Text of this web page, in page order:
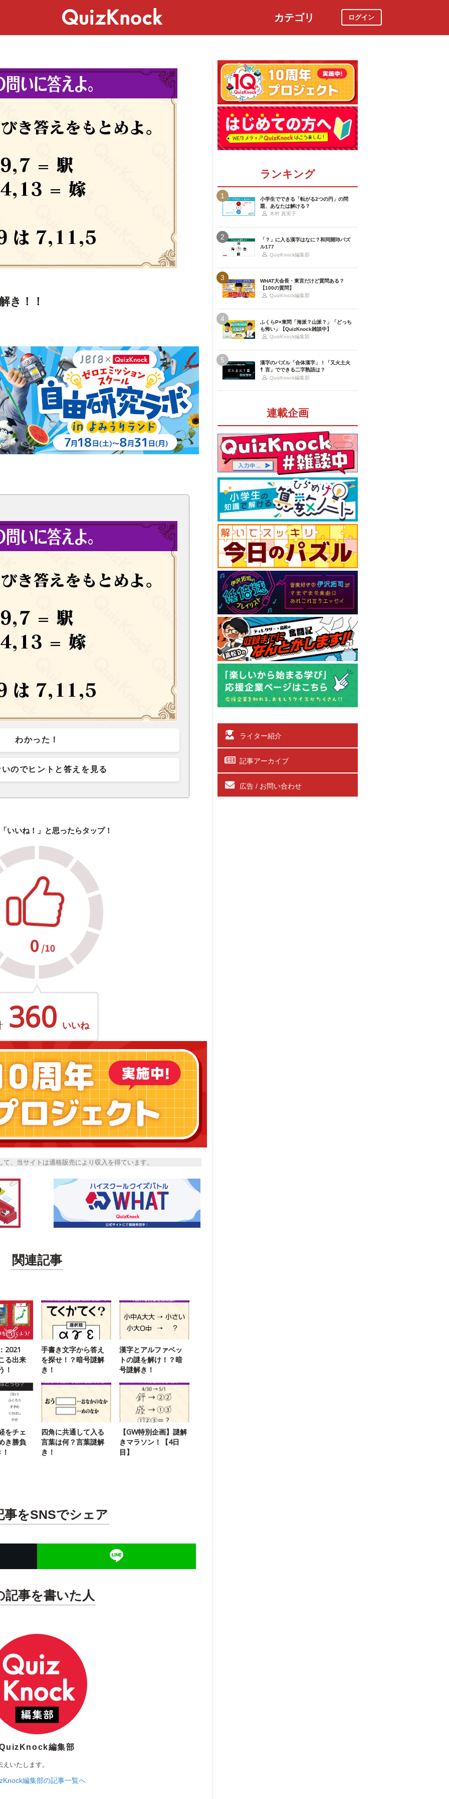
カテゴリ ログイン
き！！
わかった！
のでヒントと答えを見る
いいね！」と思ったらタップ！
360 いいね
、当サイトは適格販売により収入を得ています。
関連記事
2021
る出来
！
手書き文字から答え
を探せ！？暗号謎解
き！
漢字とアルファベッ
トの謎を解け！？暗
号謎解き！
をチェ
き勝負
四角に共通して入る
言葉は何？言葉謎解
き！
【GW特別企画】謎解
きマラソン！【4日
目】
事をSNSでシェア
記事を書いた人
編集部
いたします。
編集部の記事一覧へ
ランキング
1
小学生でできる「転がる2つの円」の問
題、あなたは解ける？
木村 真実子
2
「？」に入る漢字はなに？和同開珎パズ
ル177
QuizKnock編集部
3
WHAT大会長・東言だけど質問ある？
【100の質問】
QuizKnock編集部
4
ふくらP×東問「海派？山派？」「どっち
も怖い」【QuizKnock雑談中】
QuizKnock編集部
5
漢字のパズル「合体漢字」！「又火土火
忄言」でできる二字熟語は？
QuizKnock編集部
連載企画
ライター紹介
記事アーカイブ
広告 / お問い合わせ